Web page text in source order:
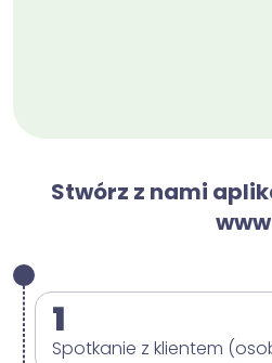
Stwórz z nami
www
1
Spotkanie z klientem